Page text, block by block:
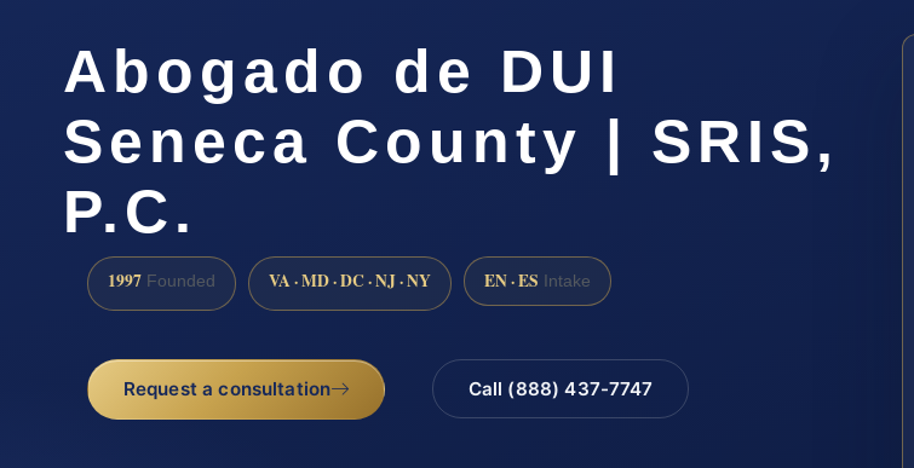
Abogado de DUI
Seneca County | SRIS,
P.C.
1997 Founded VA · MD · DC · NJ · NY EN · ES Intake
Request a consultation Call (888) 437-7747